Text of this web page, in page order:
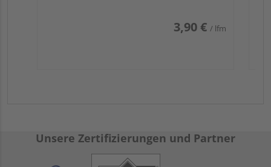
3,90 € / lfm
Unsere Zertifizierungen und Partner